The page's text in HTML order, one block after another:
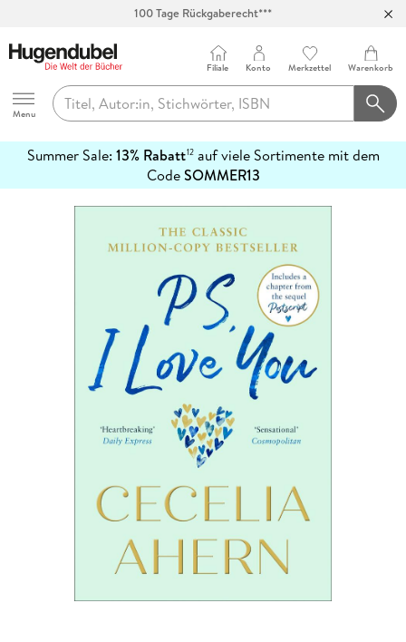
100 Tage Rückgaberecht***
Hugendubel
Menu
Filiale Konto Merkzettel Warenkorb
Summer Sale: 13% Rabatt12auf viele Sortimente mit dem
CodeSOMMER13
erfahren